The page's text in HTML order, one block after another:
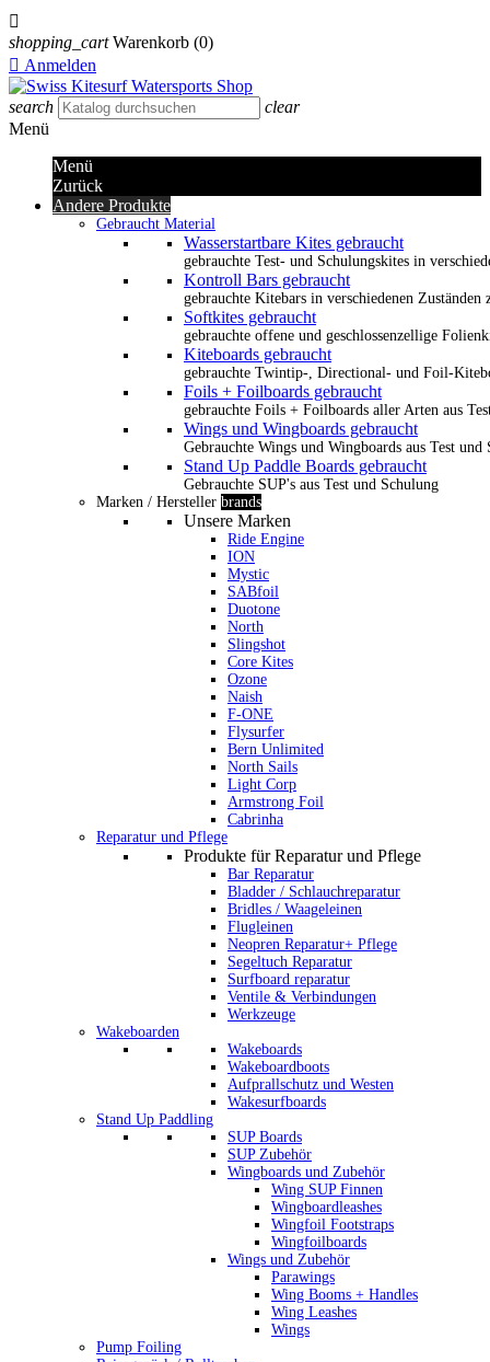

shopping_cart Warenkorb (0)
 Anmelden
search
clear
Menü
Menü
Zurück
Andere Produkte
Gebraucht Material
Wasserstartbare Kites gebraucht
gebrauchte Test- und Schulungskites in
Kontroll Bars gebraucht
gebrauchte Kitebars in verschiedenen Zuständen
Softkites gebraucht
gebrauchte offene und geschlossenzellige
Kiteboards gebraucht
gebrauchte Twintip-, Directional- und Foil-
Foils + Foilboards gebraucht
gebrauchte Foils + Foilboards aller Arten aus
Wings und Wingboards gebraucht
Gebrauchte Wings und Wingboards aus Test und
Stand Up Paddle Boards gebraucht
Gebrauchte SUP's aus Test und Schulung
Marken / Hersteller brands
Unsere Marken
Ride Engine
ION
Mystic
SABfoil
Duotone
North
Slingshot
Core Kites
Ozone
Naish
F-ONE
Flysurfer
Bern Unlimited
North Sails
Light Corp
Armstrong Foil
Cabrinha
Reparatur und Pflege
Produkte für Reparatur und Pflege
Bar Reparatur
Bladder / Schlauchreparatur
Bridles / Waageleinen
Flugleinen
Neopren Reparatur+ Pflege
Segeltuch Reparatur
Surfboard reparatur
Ventile & Verbindungen
Werkzeuge
Wakeboarden
Wakeboards
Wakeboardboots
Aufprallschutz und Westen
Wakesurfboards
Stand Up Paddling
SUP Boards
SUP Zubehör
Wingboards und Zubehör
Wing SUP Finnen
Wingboardleashes
Wingfoil Footstraps
Wingfoilboards
Wings und Zubehör
Parawings
Wing Booms + Handles
Wing Leashes
Wings
Pump Foiling